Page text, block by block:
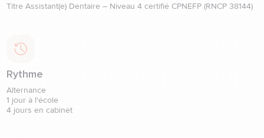
Titre Assistant(e) Dentaire – Niveau 4 certifié CPNEFP (RNCP 38144)
Rythme
Alternance
1 jour à l'école
4 jours en cabinet